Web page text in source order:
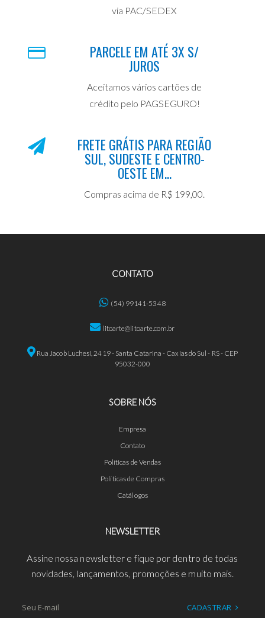
via PAC/SEDEX
PARCELE EM ATÉ 3X S/
JUROS
Aceitamos vários cartões de
crédito pelo PAGSEGURO!
FRETE GRÁTIS PARA REGIÃO
SUL, SUDESTE E CENTRO-
OESTE EM...
Compras acima de R$ 199,00.
CONTATO
(54) 99141-5348
litoarte@litoarte.com.br
Rua Jacob Luchesi, 2419 - Santa Catarina - Caxias do Sul - RS - CEP
95032-000
SOBRE NÓS
Empresa
Contato
Políticas de Vendas
Políticas de Compras
Catálogos
NEWSLETTER
Assine nossa newsletter e fique por dentro de todas
novidades, lançamentos, promoções e muito mais.
CADASTRAR